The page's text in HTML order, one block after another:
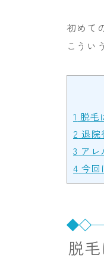
初めて
こうい
1 脱毛
2 退院
3 アレ
4 今回
脱